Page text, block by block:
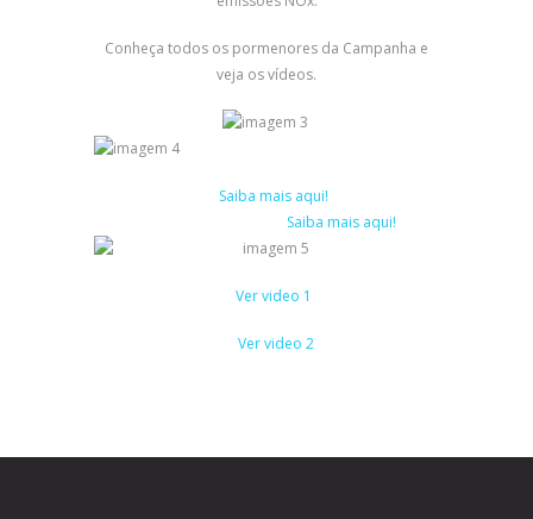
Conheça todos os pormenores da Campanha e
veja os vídeos.
Saiba mais aqui!
Saiba mais aqui!
Ver video 1
Ver video 2